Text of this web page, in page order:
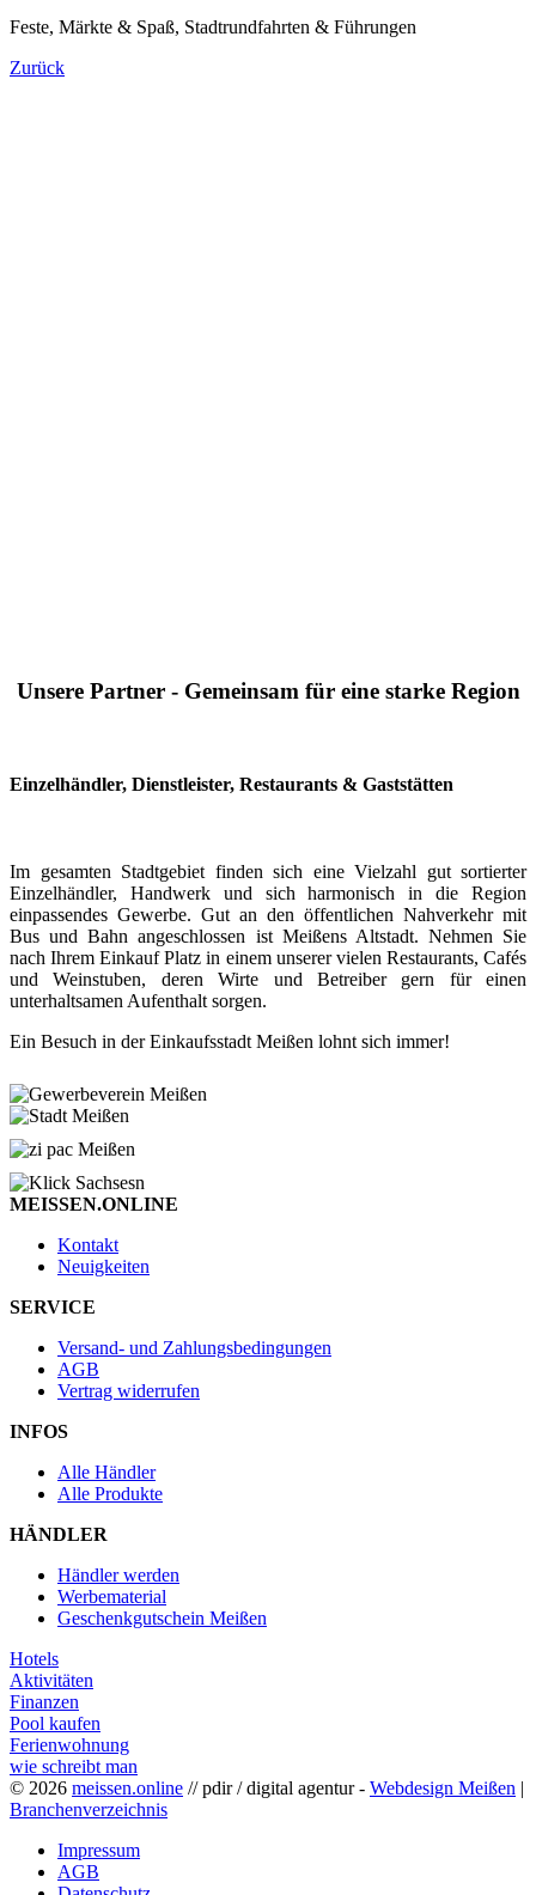
Feste, Märkte & Spaß, Stadtrundfahrten & Führungen
Zurück
Unsere Partner - Gemeinsam für eine starke Region
Einzelhändler, Dienstleister, Restaurants & Gaststätten
Im gesamten Stadtgebiet finden sich eine Vielzahl gut sortierter
Einzelhändler, Handwerk und sich harmonisch in die Region
einpassendes Gewerbe. Gut an den öffentlichen Nahverkehr mit
Bus und Bahn angeschlossen ist Meißens Altstadt. Nehmen Sie
nach Ihrem Einkauf Platz in einem unserer vielen Restaurants, Cafés
und Weinstuben, deren Wirte und Betreiber gern für einen
unterhaltsamen Aufenthalt sorgen.
Ein Besuch in der Einkaufsstadt Meißen lohnt sich immer!
MEISSEN.ONLINE
Kontakt
Neuigkeiten
SERVICE
Versand- und Zahlungsbedingungen
AGB
Vertrag widerrufen
INFOS
Alle Händler
Alle Produkte
HÄNDLER
Händler werden
Werbematerial
Geschenkgutschein Meißen
Hotels
Aktivitäten
Finanzen
Pool kaufen
Ferienwohnung
wie schreibt man
© 2026 meissen.online // pdir / digital agentur - Webdesign Meißen |
Branchenverzeichnis
Impressum
AGB